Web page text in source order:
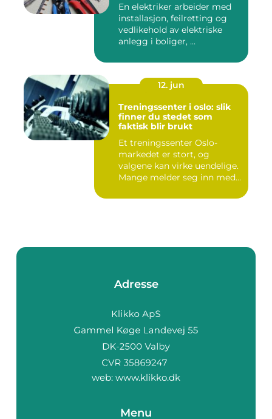
En elektriker arbeider med
installasjon, feilretting og
vedlikehold av elektriske
anlegg i boliger, ...
12. jun
Treningssenter i oslo: slik
finner du stedet som
faktisk blir brukt
Et treningssenter Oslo-
markedet er stort, og
valgene kan virke uendelige.
Mange melder seg inn med
Adresse
web: www.klikko.dk
Menu